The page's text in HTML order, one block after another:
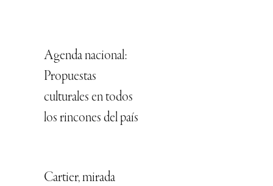
Agenda nacional:
Propuestas
culturales en todos
los rincones del país
Cartier, mirada